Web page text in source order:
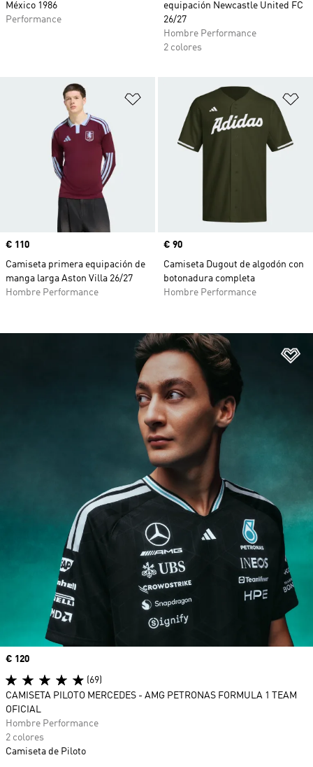
México 1986
Performance
equipación Newcastle United FC
26/27
Hombre Performance
2 colores
Añadir a la lista de deseos
Precio
€ 110
Camiseta primera equipación de
manga larga Aston Villa 26/27
Hombre Performance
Precio
€ 90
Camiseta Dugout de algodón con
botonadura completa
Hombre Performance
Precio
€ 120
(69)
CAMISETA PILOTO MERCEDES - AMG PETRONAS FORMULA 1 TEAM
OFICIAL
Hombre Performance
2 colores
Camiseta de Piloto